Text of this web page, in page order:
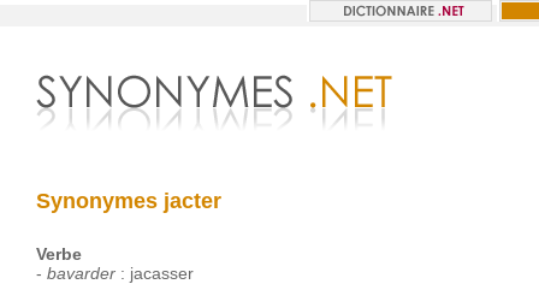
Synonymes jacter
Verbe
- bavarder: jacasser